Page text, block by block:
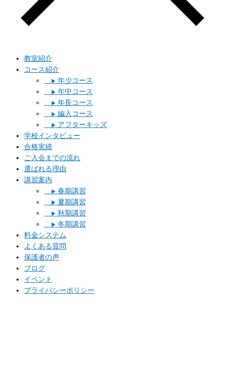
教室紹介
コース紹介
▶︎ 年少コース
▶︎ 年中コース
▶︎ 年長コース
▶︎ 編入コース
▶︎ アフターキッズ
学校インタビュー
合格実績
ご入会までの流れ
選ばれる理由
講習案内
▶︎ 春期講習
▶︎ 夏期講習
▶︎ 秋期講習
▶︎ 冬期講習
料金システム
よくある質問
保護者の声
ブログ
イベント
プライバシーポリシー